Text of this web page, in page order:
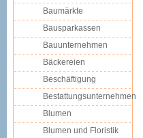
Baumärkte
Bausparkassen
Bauunternehmen
Bäckereien
Beschäftigung
Bestattungsunternehmen
Blumen
Blumen und Floristik